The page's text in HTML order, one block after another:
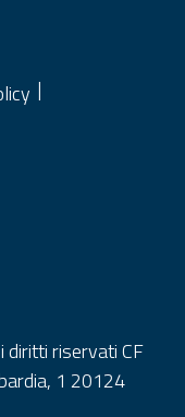
diritti riservati CF
1 20124